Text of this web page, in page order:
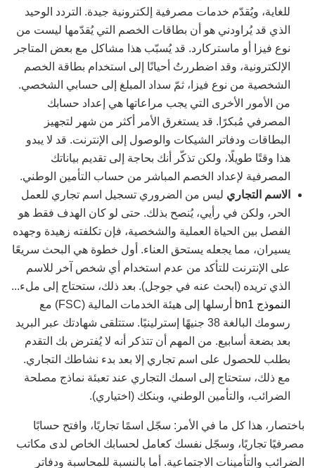
للغاية، ويُقدّم خدمات مصرفية إلكترونية جيدة. التردد الوحيد
الذي قد يُراودني هو أن بطاقات الخصم التي يُقدّمها ليست من
نوع فيزا أو ماستركارد. قد يُسبّب هذا مشاكل مع بعض المتاجر
الإلكترونية، وقد اضطررتُ أحيانًا إلى استخدام بطاقة الخصم
الشخصية من نوع فيزا، ثمّ سداد المبلغ إلى حسابي الشخصي.
من الأمور الأخرى التي يجب مراعاتها هي إعداد حسابك
المصرفي مُبكرًا. قد يستغرق الأمر أكثر من شهر لتجهيز
البطاقات ودفاتر الشيكات والوصول إلى الإنترنت. قد لا يبدو
هذا وقتًا طويلًا، ولكن تذكّر أنك بحاجة إلى تقديم بياناتك
المصرفية لإعداد الخصم المباشر من حساب التأمين الوطني.
الاسم التجاري ليس من الضروري تسجيل اسم تجاري للعمل
الحر، ولكن في رأيي، يُنصح بذلك. حتى لو كان الهدف فقط هو
الفصل بين الحياة العملية والشخصية، فإن تكلفته زهيدة وجهده
يسيران، مما يجعله يستحق العناء. أول خطوة هي البحث سريعًا
على الإنترنت للتأكد من عدم استخدام أي شخص آخر للاسم
الذي تريده (ابحث عنه في جوجل). بعد ذلك، ستحتاج إلى ملء...
النموذج bn1
أرسلها إلى هيئة الخدمات المالية (FSC) مع
رسومك البالغة 38 جنيهًا إسترلينيًا. ستتلقى شهادتك عبر البريد
بعد بضعة أسابيع. من المهم أن تتذكر أنه لا يُفترض بك التقدم
بطلب للحصول على اسم تجاري إلا بعد بدء نشاطك التجاري.
مع ذلك، ستحتاج إلى اسمك التجاري عند تعبئة نماذج مصلحة
الضرائب، والتأمين الوطني، وبنكك (اختياري).
باختصار، هذا كل ما في الأمر: سجّل اسمًا تجاريًا، وافتح حسابًا
مصرفيًا تجاريًا، وسجّل نفسك كعامل لحسابك الخاص لدى مكاتب
الضرائب والتأمينات الاجتماعية. أما بالنسبة للمحاسبة ودفاتر